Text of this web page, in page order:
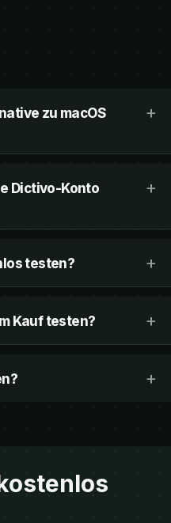
zu macOS
+
Dictivo-Konto
+
testen? +
Kauf testen? +
+